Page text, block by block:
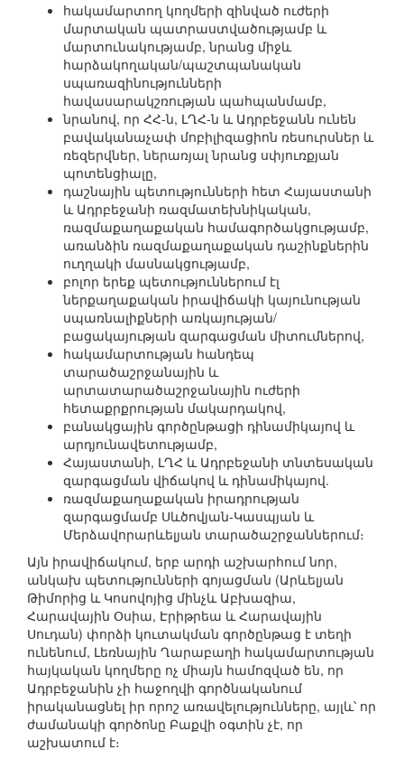
հակամարտող կողմերի զինված ուժերի
մարտական պատրաստվածությամբ և
մարտունակությամբ, նրանց միջև
հարձակողական/պաշտպանական
սպառազինությունների
հավասարակշռության պահպանմամբ,
նրանով, որ ՀՀ-ն, ԼՂՀ-ն և Ադրբեջանն ունեն
բավականաչափ մոբիլիզացիոն ռեսուրսներ և
ռեզերվներ, ներառյալ նրանց սփյուռքյան
պոտենցիալը,
դաշնային պետությունների հետ Հայաստանի
և Ադրբեջանի ռազմատեխնիկական,
ռազմաքաղաքական համագործակցությամբ,
առանձին ռազմաքաղաքական դաշինքներին
ուղղակի մասնակցությամբ,
բոլոր երեք պետություններում էլ
ներքաղաքական իրավիճակի կայունության
սպառնալիքների առկայության/
բացակայության զարգացման միտումներով,
հակամարտության հանդեպ
տարածաշրջանային և
արտատարածաշրջանային ուժերի
հետաքրքրության մակարդակով,
բանակցային գործընթացի դինամիկայով և
արդյունավետությամբ,
Հայաստանի, ԼՂՀ և Ադրբեջանի տնտեսական
զարգացման վիճակով և դինամիկայով.
ռազմաքաղաքական իրադրության
զարգացմամբ Սևծովյան-Կասպյան և
Մերձավորարևելյան տարածաշրջաններում։
Այն իրավիճակում, երբ արդի աշխարհում նոր,
անկախ պետությունների գոյացման (Արևելյան
Թիմորից և Կոսովոյից մինչև Աբխազիա,
Հարավային Օսիա, Էրիթրեա և Հարավային
Սուդան) փորձի կուտակման գործընթաց է տեղի
ունենում, Լեռնային Ղարաբաղի հակամարտության
հայկական կողմերը ոչ միայն համոզված են, որ
Ադրբեջանին չի հաջողվի գործնականում
իրականացնել իր որոշ առավելությունները, այլև՝ որ
ժամանակի գործոնը Բաքվի օգտին չէ, որ
աշխատում է։